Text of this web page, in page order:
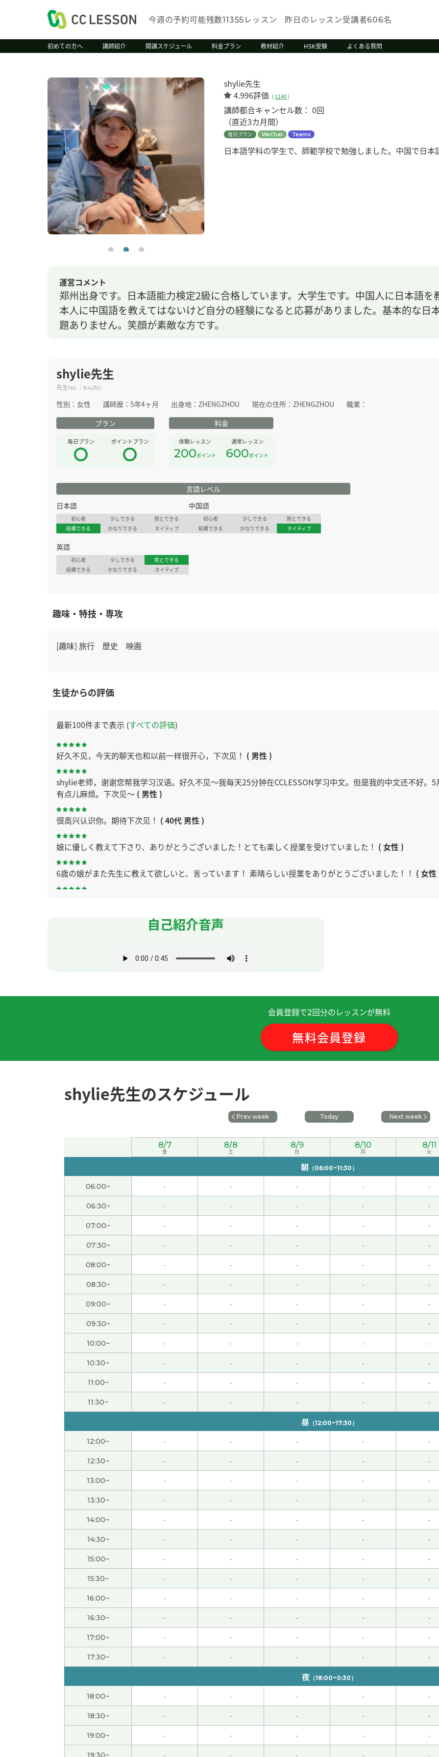
今週の予約可能残数11355 レッスン 昨日のレッスン受講者606名
初めての方へ 講師紹介 開講スケジュール 料金プラン 教材紹介 HSK受験 よくある質問
shylie先生
4.996評価 ( 1140)
講師都合キャンセル数： 0回
（直近3カ月間）
毎日プラン WeChat Teams
日本語学科の学生で、師範学校で勉強しました。中国で日本
運営コメント
郑州出身です。日本語能力検定2級に合格しています。大学生です。中国人に日本語を
本人に中国語を教えてはないけど自分の経験になると応募がありました。基本的な日
題ありません。笑顔が素敵な方です。
shylie先生
先生No. ： 84250
性別： 女性 講師歴： 5年4ヶ月 出身地： ZHENGZHOU 現在の住所： ZHENGZHOU
職業：
プラン
毎日プラン ポイントプラン
料金
体験レッスン
200ポイント
通常レッスン
600ポイント
言語レベル
日本語
初心者 少しできる
割とできる
結構できる
かなりできる ネイティブ
中国語
初心者 少しできる
割とできる
結構できる
かなりできる ネイティブ
英語
初心者 少しできる
割とできる
結構できる
かなりできる ネイティブ
趣味・特技・専攻
[趣味] 旅行 歴史 映画
生徒からの評価
最新100件まで表示 (すべての評価)
好久不见，今天的聊天也和以前一样很开心，下次见！ ( 男性 )
shylie老师，谢谢您帮我学习汉语。好久不见～我每天25分钟在CCLESSON学习中文。但是我的中文还不好。
有点儿麻烦。下次见～ ( 男性 )
很高兴认识你。期待下次见！ ( 40代 男性 )
娘に優しく教えて下さり、ありがとうございました！とても楽しく授業を受けていました！ ( 女性 )
6歳の娘がまた先生に教えて欲しいと、言っています！ 素晴らしい授業をありがとうございました！！ ( 女性
最近气候异常，天气很奇怪！今年上海也总是下雨。如果春天和秋天的气候能持续下去就好了呢！
本日は同僚との食事が伸びレッスンの時間と重なり大変申し訳ございませんでした。 先生はいつも明るく楽
おります。よければ今後のレッスンもしていただけますと嬉しいです。
shylie老师，谢谢您帮我学习汉语。最近我用淘宝买很多东西。我买了显示屏，但是我第一次看的时候，坏了
了。我的中文不太好，所以我很麻烦。我用淘宝不买电子商品。下次见面~( 男性 )
谢谢老师上课。我也聊得很开心。我好好了解了旅游团的好处 。下次见。( 50代 男性 )
初次见面，我也认识您很高兴☺️你说我日语很好！ わかりやすく楽しい授業でした！またお願いします！( 20
很高兴认识您。我的教法很好！とても勉強になりました。ありがとうございました！
好久不见，谢谢和您一起很开心的时间! 期待下次再见！( 男性 )
谢谢！下次再见！
shylie老师，谢谢您帮我学习汉语。在中国618很有名。我也用淘宝买了显示屏。但是我第一次看显示屏的时候
天，我去公司，然后我问同时怎么换货。我觉得，淘宝不太好。所以我用京东买了电脑。下次见面~
谢谢你！( 女性 )
听了你的话，我明白了老师和上海不合。但是，再来！( 50代 男性 )
shylie老师，谢谢您帮我学习汉语。我也很高兴认识您。五月我来了万州。然后我第一次吃了很多食物。我很开
谢谢。下次再见。
久しぶりの授業でしたが楽しくレッスンができました。ありがとうございました。( 60代 男性 )
谢谢张老师上课。哇塞！恭喜恭喜，真好棒 。老师的前途无量。真羡慕啊。我也认识您很高兴。聊得很开心。
( 50代 男性 )
很高兴认识你.今天和你聊天很开心，谢谢你，下次见！
谢谢。下次见！！ ( 40代 男性 )
とても分かりやすかったです！
谢谢你温柔的留言。我会努力解决问题的。老师也请好好享受上海吧！我们再见面吧。
我用生词写了一个短句。 然后和老师一起读课文。 レッスンはゆっくりとしたペースで丁寧でした。 ( 女性 )
谢谢您。下次再见。( 50代 男性 )
谢谢您的课。我也跟老师聊天很开心。下次见！ ( 60代 女性 )
谢谢( 男性 )
谢谢您。下次再见。 ( 50代 男性 )
哈哈哈，我很开心中国的生活啊！
自己紹介音声
会員登録で2回分のレッスンが無料
無料会員登録
shylie先生のスケジュール
Prev week Today Next week
8/7
金
8/8
土
8/9
日
8/10
月
8/11
火
朝 （06:00~11:30）
06:00~ - - - - -
06:30~ - - - - -
07:00~ - - - - -
07:30~ - - - - -
08:00~ - - - - -
08:30~ - - - - -
09:00~ - - - - -
09:30~ - - - - -
10:00~ - - - - -
10:30~ - - - - -
11:00~ - - - - -
11:30~ - - - - -
昼（12:00~17:30）
12:00~ - - - - -
12:30~ - - - - -
13:00~ - - - - -
13:30~ - - - - -
14:00~ - - - - -
14:30~ - - - - -
15:00~ - - - - -
15:30~ - - - - -
16:00~ - - - - -
16:30~ - - - - -
17:00~ - - - - -
17:30~ - - - - -
夜 （18:00~0:30）
18:00~ - - - - -
18:30~ - - - - -
19:00~ - - - - -
19:30~ - - - - -